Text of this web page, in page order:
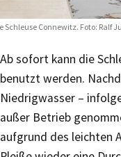
Schleuse Connewitz. Foto: Ralf
Ab sofort kann die
benutzt werden.
Niedrigwasser –
außer Betrieb
aufgrund des leichten